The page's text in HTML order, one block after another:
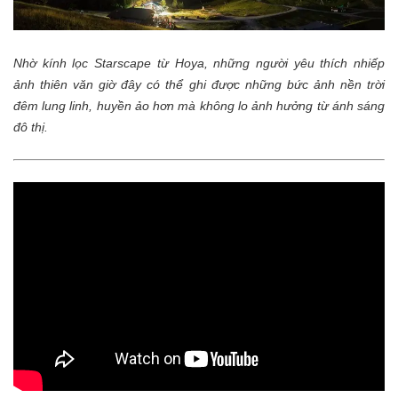
Nhờ kính lọc Starscape từ Hoya, những người yêu thích nhiếp
ảnh thiên văn giờ đây có thể ghi được những bức ảnh nền trời
đêm lung linh, huyền ảo hơn mà không lo ảnh hưởng từ ánh sáng
đô thị.